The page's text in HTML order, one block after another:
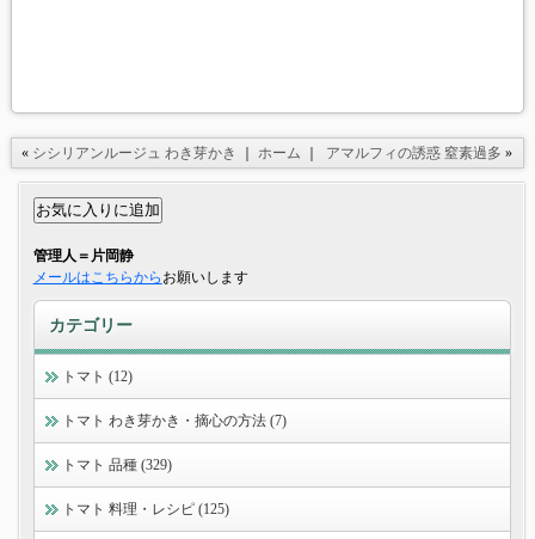
« シシリアンルージュ わき芽かき ｜ホーム アマルフィの誘惑 窒素過多 »
管理人＝片岡静
メールはこちらから お願いします
カテゴリー
トマト (12)
トマト わき芽かき・摘心の方法 (7)
トマト 品種 (329)
トマト 料理・レシピ (125)